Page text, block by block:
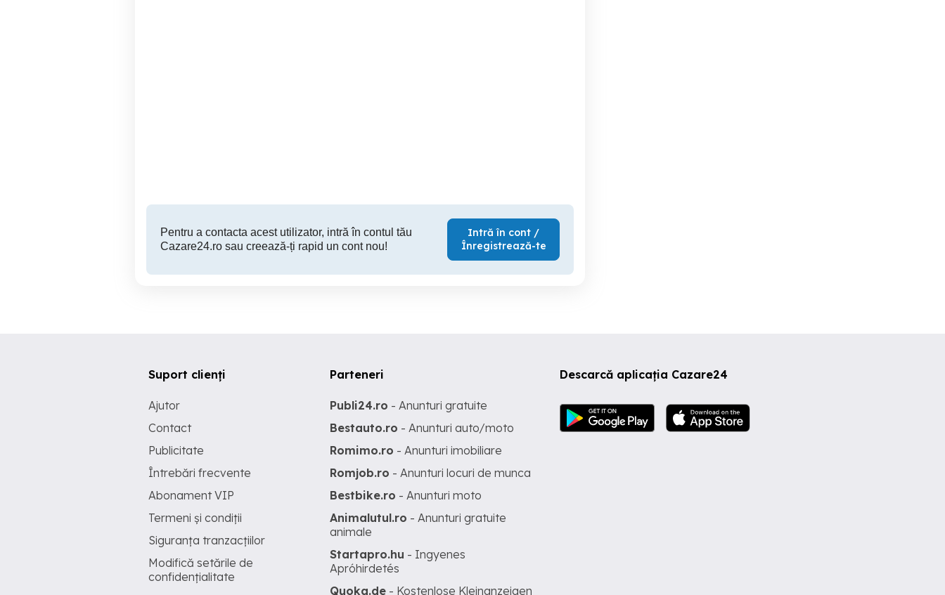
Pentru a contacta acest utilizator, intră în contul tău
Cazare24.ro sau creează-ți rapid un cont nou!
Intră în cont /
Înregistrează-te
Descarcă aplicația Cazare24
Suport clienți
Ajutor
Contact
Publicitate
Întrebări frecvente
Abonament VIP
Termeni și condiții
Siguranța tranzacțiilor
Modifică setările de
confidențialitate
Parteneri
Publi24.ro - Anunturi gratuite
Bestauto.ro - Anunturi auto/moto
Romimo.ro - Anunturi imobiliare
Romjob.ro - Anunturi locuri de munca
Bestbike.ro - Anunturi moto
Animalutul.ro - Anunturi gratuite
animale
Startapro.hu - Ingyenes
Apróhirdetés
Quoka.de - Kostenlose Kleinanzeigen